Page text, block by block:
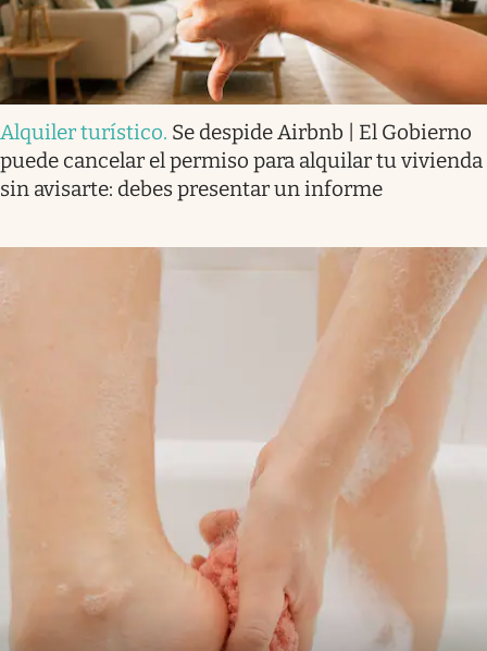
Alquiler turístico. Se despide Airbnb | El Gobierno
puede cancelar el permiso para alquilar tu vivienda
sin avisarte: debes presentar un informe